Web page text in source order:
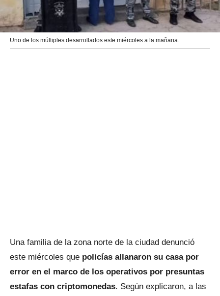
Uno de los múltiples desarrollados este miércoles a la mañana.
Una familia de la zona norte de la ciudad denunció
este miércoles que policías allanaron su casa por
error en el marco de los operativos por presuntas
estafas con criptomonedas. Según explicaron, a las